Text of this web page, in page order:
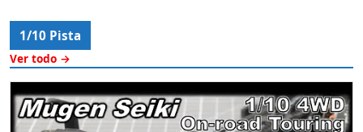
1/10 Pista
Ver todo →